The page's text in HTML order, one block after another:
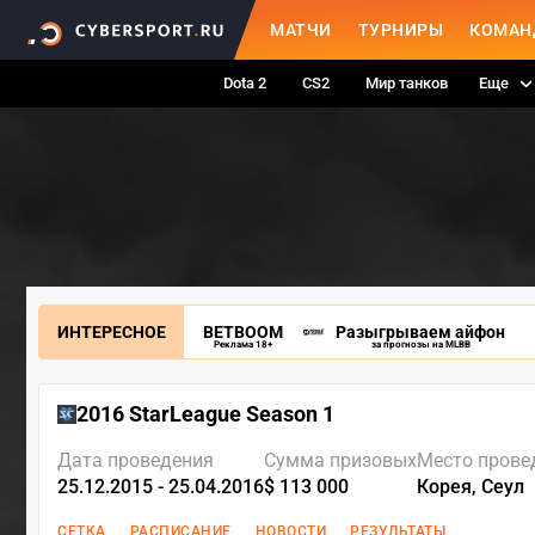
МАТЧИ ТУРНИРЫ
Dota 2 CS2 Мир танков Еще
ИНТЕРЕСНОЕ BETBOOM
Реклама 18+
Разыгрываем айфон
за прогнозы на MLBB
2016 StarLeague Season 1
Дата проведения
25.12.2015 - 25.04.2016
Сумма призовых
$ 113 000
Место
Корея, Сеул
СЕТКА РАСПИСАНИЕ НОВОСТИ РЕЗУЛЬТАТЫ